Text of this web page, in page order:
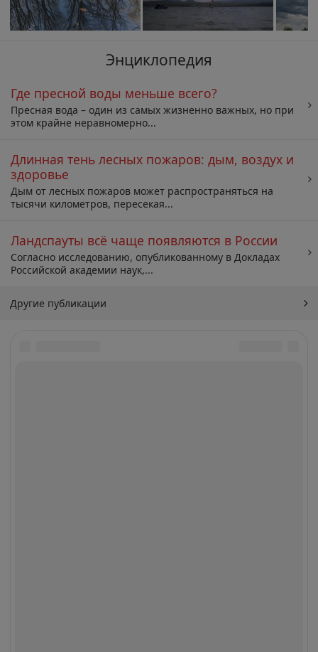
Энциклопедия
Где пресной воды меньше всего?
Пресная вода – один из самых жизненно важных, но при
этом крайне неравномерно...
Длинная тень лесных пожаров: дым, воздух и
здоровье
Дым от лесных пожаров может распространяться на
тысячи километров, пересекая...
Ландспауты всё чаще появляются в России
Согласно исследованию, опубликованному в Докладах
Российской академии наук,...
Другие публикации